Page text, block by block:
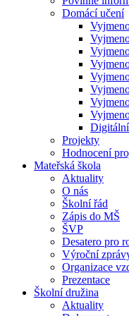
Domácí učení
Projekty
Hodnocení
Mateřská škola
Aktuality
O nás
Školní řád
Zápis do MŠ
ŠVP
Desatero pro
Výroční
Organizace
Prezentace
Školní družina
Aktuality